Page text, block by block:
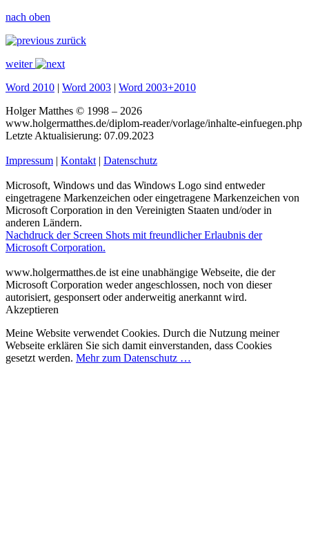
nach oben
zurück
weiter
Word 2010 | Word 2003 | Word 2003+2010
Holger Matthes © 1998 – 2026
www.holgermatthes.de/diplom-reader/vorlage/inhalte-einfuegen.php
Letzte Aktualisierung: 07.09.2023
Impressum | Kontakt | Datenschutz
Microsoft, Windows und das Windows Logo sind entweder
eingetragene Markenzeichen oder eingetragene Markenzeichen von
Microsoft Corporation in den Vereinigten Staaten und/oder in
anderen Ländern.
Nachdruck der Screen Shots mit freundlicher Erlaubnis der
Microsoft Corporation.
www.holgermatthes.de ist eine unabhängige Webseite, die der
Microsoft Corporation weder angeschlossen, noch von dieser
autorisiert, gesponsert oder anderweitig anerkannt wird.
Akzeptieren
Meine Website verwendet Cookies. Durch die Nutzung meiner
Webseite erklären Sie sich damit einverstanden, dass Cookies
gesetzt werden. Mehr zum Datenschutz …